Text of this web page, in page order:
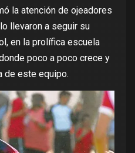
la atención de ojeadores
llevaron a seguir su
en la prolífica escuela
poco a poco crece y
de este equipo.